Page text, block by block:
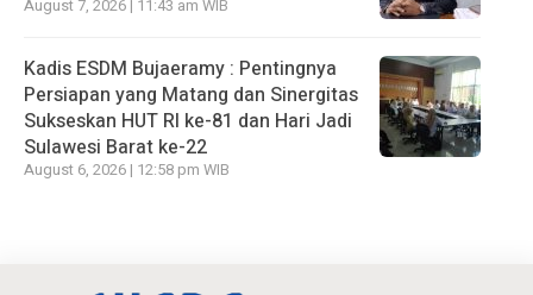
August 7, 2026 | 11:43 am WIB
Kadis ESDM Bujaeramy : Pentingnya
Persiapan yang Matang dan Sinergitas
Sukseskan HUT RI ke-81 dan Hari Jadi
Sulawesi Barat ke-22
August 6, 2026 | 12:58 pm WIB